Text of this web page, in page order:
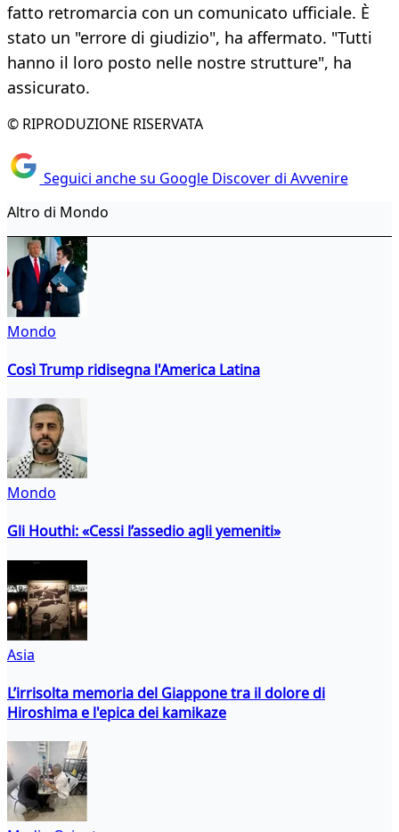
fatto retromarcia con un comunicato ufficiale. È
stato un "errore di giudizio", ha affermato. "Tutti
hanno il loro posto nelle nostre strutture", ha
assicurato.
© RIPRODUZIONE RISERVATA
Seguici anche su Google Discover di Avvenire
Altro di Mondo
Mondo
Così Trump ridisegna l'America Latina
Mondo
Gli Houthi: «Cessi l’assedio agli yemeniti»
Asia
L’irrisolta memoria del Giappone tra il dolore di
Hiroshima e l'epica dei kamikaze